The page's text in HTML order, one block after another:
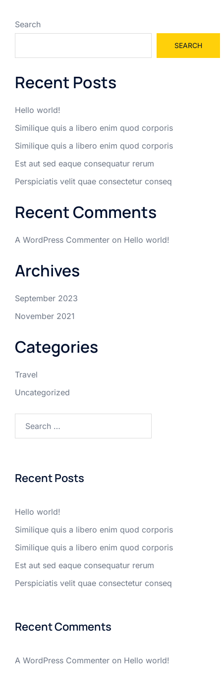
Search
SEARCH
Recent Posts
Hello world!
Similique quis a libero enim quod corporis
Similique quis a libero enim quod corporis
Est aut sed eaque consequatur rerum
Perspiciatis velit quae consectetur conseq
Recent Comments
A WordPress Commenter on Hello world!
Archives
September 2023
November 2021
Categories
Travel
Uncategorized
Recent Posts
Hello world!
Similique quis a libero enim quod corporis
Similique quis a libero enim quod corporis
Est aut sed eaque consequatur rerum
Perspiciatis velit quae consectetur conseq
Recent Comments
A WordPress Commenter on Hello world!